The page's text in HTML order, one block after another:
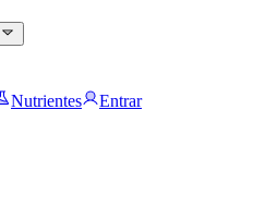
Nutrientes
Entrar